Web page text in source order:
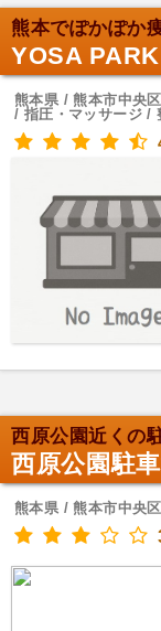
熊本でぽかぽか
YOSA
熊本県 / 熊本市中央
/ 指圧・マッサージ /
西原公園近くの
西原公園駐
熊本県 / 熊本市中央